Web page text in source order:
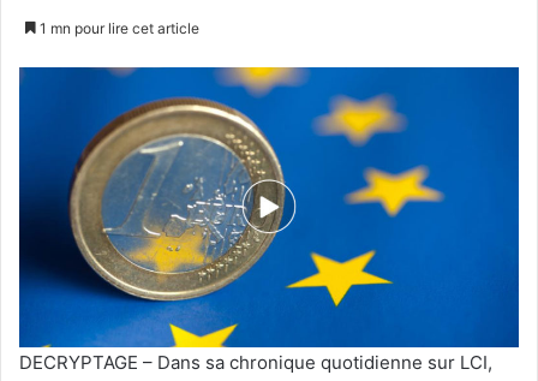
1 mn pour lire cet article
DECRYPTAGE – Dans sa chronique quotidienne sur LCI,